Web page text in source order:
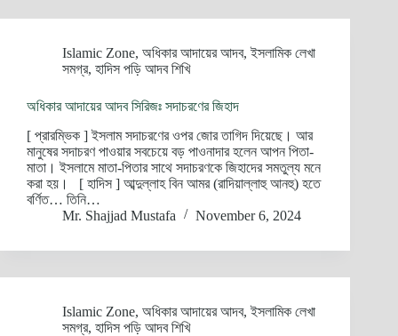
Islamic Zone, অধিকার আদায়ের আদব,ইসলামিক লেখা
সমগ্র, হাদিস পড়ি আদব শিখি
অধিকার আদায়ের আদব সিরিজঃ সদাচরণের জিহাদ
[ প্রারম্ভিক ] ইসলাম সদাচরণের ওপর জোর তাগিদ দিয়েছে। আর
মানুষের সদাচরণ পাওয়ার সবচেয়ে বড় পাওনাদার হলেন আপন পিতা-
মাতা। ইসলামে মাতা-পিতার সাথে সদাচরণকে জিহাদের সমতুল্য মনে
করা হয়। [ হাদিস ] আব্দুল্লাহ বিন আমর (রাদিয়াল্লাহু আনহু) হতে
বর্ণিত… তিনি…
Mr. Shajjad Mustafa
November 6, 2024
Islamic Zone, অধিকার আদায়ের আদব,ইসলামিক লেখা
সমগ্র, হাদিস পড়ি আদব শিখি